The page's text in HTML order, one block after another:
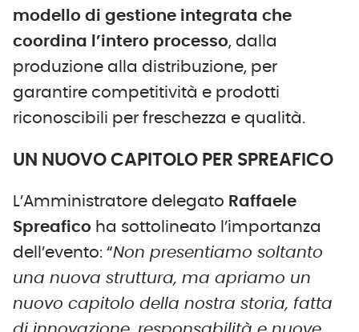
modello di gestione integrata che
coordina l’intero processo, dalla
produzione alla distribuzione, per
garantire competitività e prodotti
riconoscibili per freschezza e qualità.
UN NUOVO CAPITOLO PER SPREAFICO
L’Amministratore delegato Raffaele
Spreafico ha sottolineato l’importanza
dell’evento: “Non presentiamo soltanto
una nuova struttura, ma apriamo un
nuovo capitolo della nostra storia, fatta